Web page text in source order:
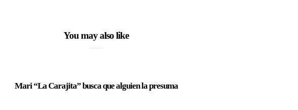
You may also like
Mari “La Carajita” busca que alguien la presuma